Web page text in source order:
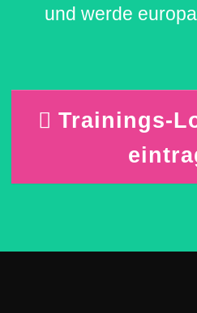
und werde
Trainings-